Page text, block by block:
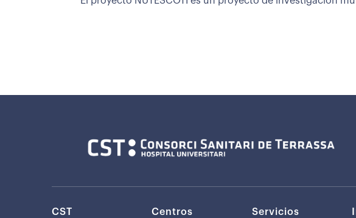
CST Centros Servicios